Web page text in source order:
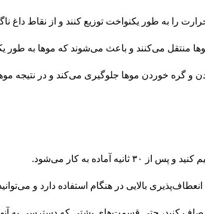
منتقل می‌کنند و باعث می‌شوند که موها به
و گره خوردن موها جلوگیری می‌کند و در نتیجه
به کار می‌شود.